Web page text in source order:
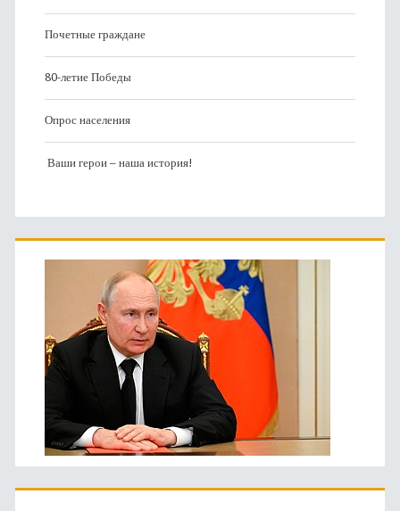
Почетные граждане
80-летие Победы
Опрос населения
Ваши герои – наша история!